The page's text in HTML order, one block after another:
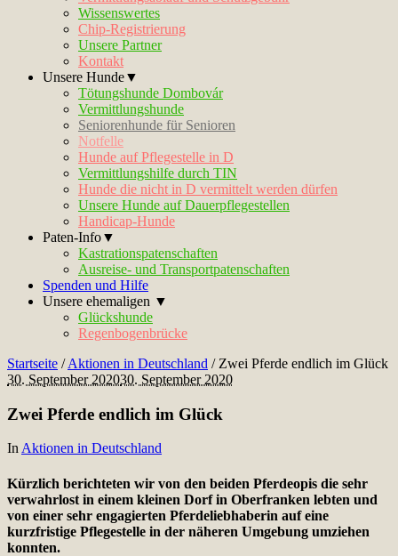
Wissenswertes
Chip-Registrierung
Unsere Partner
Kontakt
Unsere Hunde▼
Tötungshunde Dombovár
Vermittlungshunde
Seniorenhunde für Senioren
Notfelle
Hunde auf Pflegestelle in D
Vermittlungshilfe durch TIN
Hunde die nicht in D vermittelt werden dürfen
Unsere Hunde auf Dauerpflegestellen
Handicap-Hunde
Paten-Info▼
Kastrationspatenschaften
Ausreise- und Transportpatenschaften
Spenden und Hilfe
Unsere ehemaligen ▼
Glückshunde
Regenbogenbrücke
Startseite /Aktionen in Deutschland / Zwei Pferde endlich im Glück
30. September 202030. September 2020
Zwei Pferde endlich im Glück
InAktionen in Deutschland
Kürzlich berichteten wir von den beiden Pferdeopis die sehr
verwahrlost in einem kleinen Dorf in Oberfranken lebten und
von einer sehr engagierten Pferdeliebhaberin auf eine
kurzfristige Pflegestelle in der näheren Umgebung umziehen
konnten.